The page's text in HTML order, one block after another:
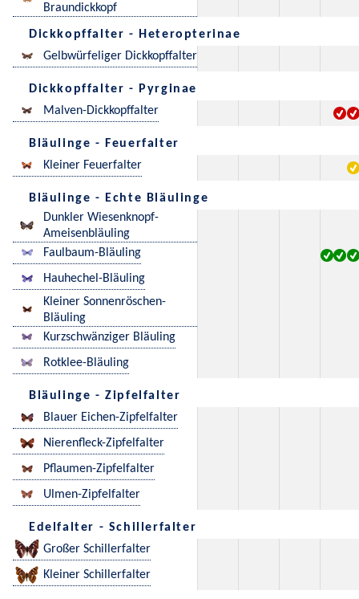
Braundickkopf
Dickkopffalter - Heteropterinae
Gelbwürfeliger Dickkopffalter
Dickkopffalter - Pyrginae
Malven-Dickkopffalter
Bläulinge - Feuerfalter
Kleiner Feuerfalter
Bläulinge - Echte Bläulinge
Dunkler Wiesenknopf-
Ameisenbläuling
Faulbaum-Bläuling
Hauhechel-Bläuling
Kleiner Sonnenröschen-
Bläuling
Kurzschwänziger Bläuling
Rotklee-Bläuling
Bläulinge - Zipfelfalter
Blauer Eichen-Zipfelfalter
Nierenfleck-Zipfelfalter
Pflaumen-Zipfelfalter
Ulmen-Zipfelfalter
Edelfalter - Schillerfalter
Großer Schillerfalter
Kleiner Schillerfalter